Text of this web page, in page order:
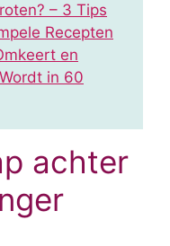
– 3 Tips
Recepten
en
in 60
achter